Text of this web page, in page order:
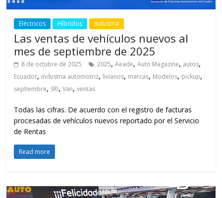
Eléctricos Híbridos Industria
Las ventas de vehículos nuevos al
mes de septiembre de 2025
8 de octubre de 2025 2025,Aeade,Auto Magazine, autos,
Ecuador, industria automotriz, livianos, marcas, Modelos, pickup,
septiembre, SRI,Van,ventas
Todas las cifras. De acuerdo con el registro de facturas
procesadas de vehículos nuevos reportado por el Servicio
de Rentas
Read more